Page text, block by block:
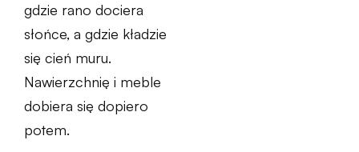
gdzie rano dociera
słońce, a gdzie kładzie
się cień muru.
Nawierzchnię i meble
dobiera się dopiero
potem.